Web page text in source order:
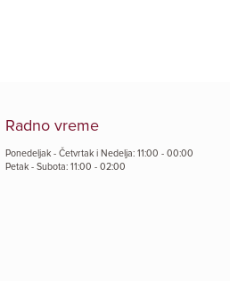
Radno vreme
Ponedeljak - Četvrtak i Nedelja: 11:00 - 00:00
Petak - Subota: 11:00 - 02:00